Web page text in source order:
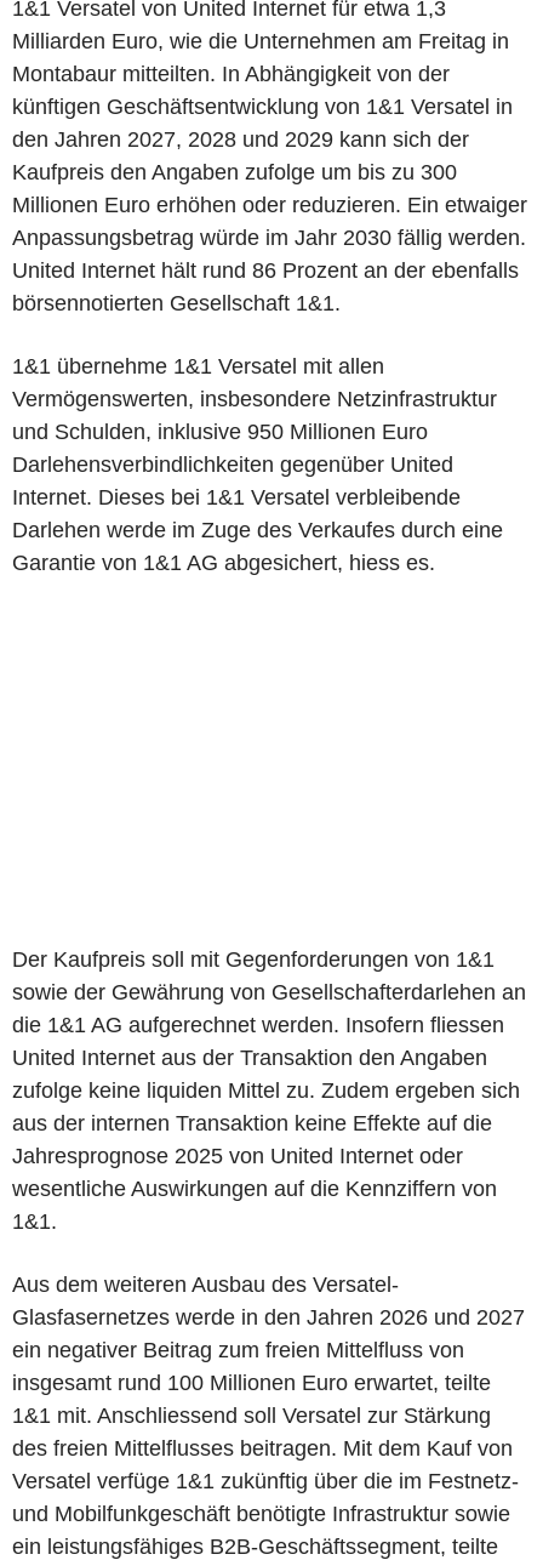
1&1 Versatel von United Internet für etwa 1,3
Milliarden Euro, wie die Unternehmen am Freitag in
Montabaur mitteilten. In Abhängigkeit von der
künftigen Geschäftsentwicklung von 1&1 Versatel in
den Jahren 2027, 2028 und 2029 kann sich der
Kaufpreis den Angaben zufolge um bis zu 300
Millionen Euro erhöhen oder reduzieren. Ein etwaiger
Anpassungsbetrag würde im Jahr 2030 fällig werden.
United Internet hält rund 86 Prozent an der ebenfalls
börsennotierten Gesellschaft 1&1.
1&1 übernehme 1&1 Versatel mit allen
Vermögenswerten, insbesondere Netzinfrastruktur
und Schulden, inklusive 950 Millionen Euro
Darlehensverbindlichkeiten gegenüber United
Internet. Dieses bei 1&1 Versatel verbleibende
Darlehen werde im Zuge des Verkaufes durch eine
Garantie von 1&1 AG abgesichert, hiess es.
Der Kaufpreis soll mit Gegenforderungen von 1&1
sowie der Gewährung von Gesellschafterdarlehen an
die 1&1 AG aufgerechnet werden. Insofern fliessen
United Internet aus der Transaktion den Angaben
zufolge keine liquiden Mittel zu. Zudem ergeben sich
aus der internen Transaktion keine Effekte auf die
Jahresprognose 2025 von United Internet oder
wesentliche Auswirkungen auf die Kennziffern von
1&1.
Aus dem weiteren Ausbau des Versatel-
Glasfasernetzes werde in den Jahren 2026 und 2027
ein negativer Beitrag zum freien Mittelfluss von
insgesamt rund 100 Millionen Euro erwartet, teilte
1&1 mit. Anschliessend soll Versatel zur Stärkung
des freien Mittelflusses beitragen. Mit dem Kauf von
Versatel verfüge 1&1 zukünftig über die im Festnetz-
und Mobilfunkgeschäft benötigte Infrastruktur sowie
ein leistungsfähiges B2B-Geschäftssegment, teilte